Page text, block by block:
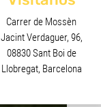
Carrer de Mossèn
Jacint Verdaguer, 96,
08830 Sant Boi de
Llobregat, Barcelona